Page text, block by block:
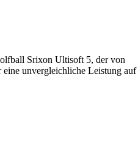
Srixon Ultisoft 5, der von
unvergleichliche Leistung auf